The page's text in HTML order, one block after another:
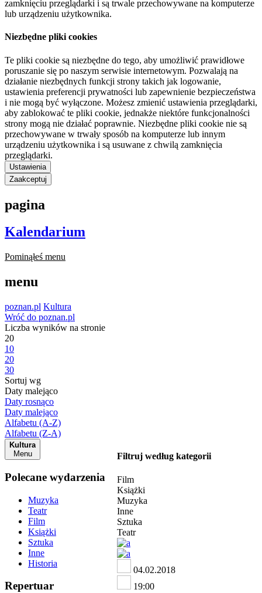
zamknięciu przeglądarki i są trwale przechowywane na komputerze
lub urządzeniu użytkownika.
Niezbędne pliki cookies
Te pliki cookie są niezbędne do tego, aby umożliwić prawidłowe
poruszanie się po naszym serwisie internetowym. Pozwalają na
działanie niezbędnych funkcji strony takich jak logowanie,
ustawienia preferencji prywatności lub zapewnienie bezpieczeństwa
i nie mogą być wyłączone. Możesz zmienić ustawienia przeglądarki,
aby zablokować te pliki cookie, jednakże niektóre funkcjonalności
strony mogą nie działać poprawnie. Niezbędne pliki cookie nie są
przechowywane w trwały sposób na komputerze lub innym
urządzeniu użytkownika i są usuwane z chwilą zamknięcia
przeglądarki.
Ustawienia
Zaakceptuj
pagina
Kalendarium
Pominąłeś menu
menu
poznan.pl Kultura
Wróć do poznan.pl
Liczba wyników na stronie
20
10
20
30
Sortuj wg
Daty malejąco
Daty rosnąco
Daty malejąco
Alfabetu (A-Z)
Alfabetu (Z-A)
Kultura
Menu
Polecane wydarzenia
Muzyka
Teatr
Film
Książki
Sztuka
Inne
Historia
Repertuar
Filtruj według kategorii
Film
Książki
Muzyka
Inne
Sztuka
Teatr
04.02.2018
19:00